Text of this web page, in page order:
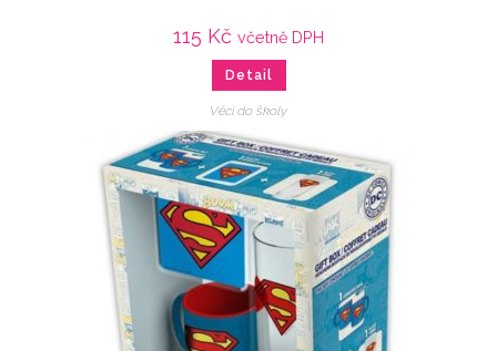
115 Kč včetně DPH
Detail
Věci do školy